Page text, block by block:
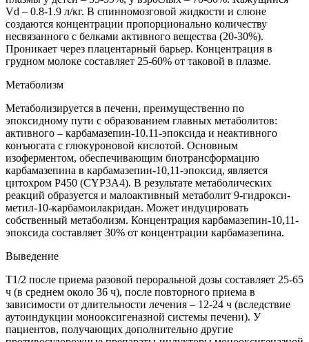
Vd – 0.8-1.9 л/кг. В спинномозговой жидкости и слюне
создаются концентрации пропорционально количеству
несвязанного с белками активного вещества (20-30%).
Проникает через плацентарный барьер. Концентрация в
грудном молоке составляет 25-60% от таковой в плазме.
Метаболизм
Метаболизируется в печени, преимущественно по
эпоксидному пути с образованием главных метаболитов:
активного – карбамазепин-10.11-эпоксида и неактивного
конъюгата с глюкуроновой кислотой. Основным
изоферментом, обеспечивающим биотрансформацию
карбамазепина в карбамазепин-10,11-эпоксид, является
цитохром P450 (CYP3A4). В результате метаболических
реакций образуется и малоактивный метаболит 9-гидрокси-
метил-10-карбамоилакридан. Может индуцировать
собственный метаболизм. Концентрация карбамазепин-10,11-
эпоксида составляет 30% от концентрации карбамазепина.
Выведение
T1/2 после приема разовой пероральной дозы составляет 25-65
ч (в среднем около 36 ч), после повторного приема в
зависимости от длительности лечения – 12-24 ч (вследствие
аутоиндукции монооксигеназной системы печени). У
пациентов, получающих дополнительно другие